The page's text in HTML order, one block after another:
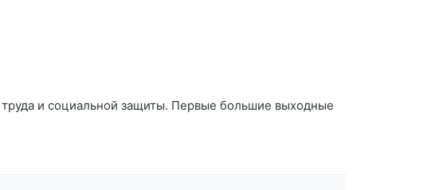
и социальной защиты. Первые большие выходные